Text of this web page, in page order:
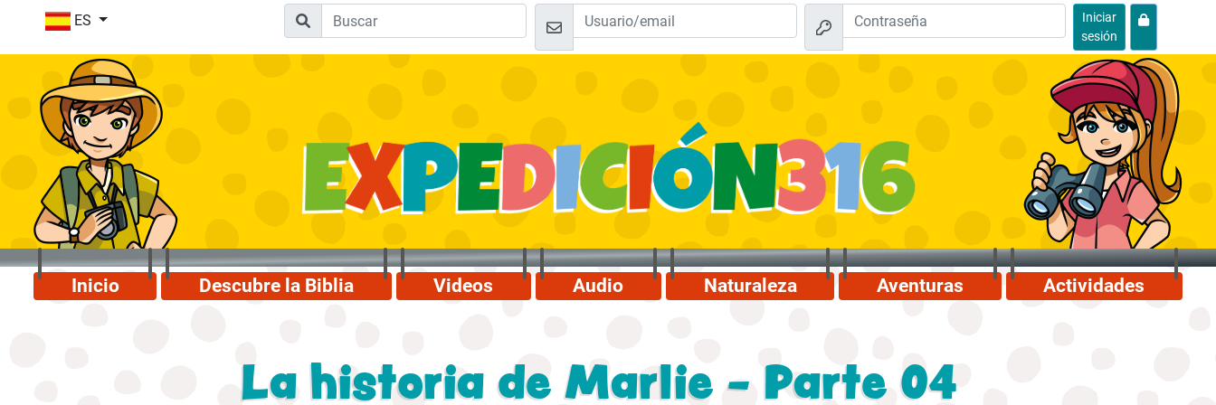
ES
Iniciar
sesión
Inicio Descubre la Biblia Videos Audio Naturaleza Aventuras Actividades
La historia de Marlie - Parte 04